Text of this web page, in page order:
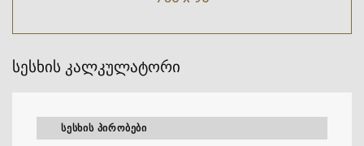
სესხის კალკულატორი
ᲡᲔᲡᲮᲘᲡ ᲞᲘᲠᲝᲑᲔᲑᲘ